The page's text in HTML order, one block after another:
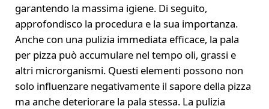
garantendo la massima igiene. Di seguito,
approfondisco la procedura e la sua importanza.
Anche con una pulizia immediata efficace, la pala
per pizza può accumulare nel tempo oli, grassi e
altri microrganismi. Questi elementi possono non
solo influenzare negativamente il sapore della pizza
ma anche deteriorare la pala stessa. La pulizia